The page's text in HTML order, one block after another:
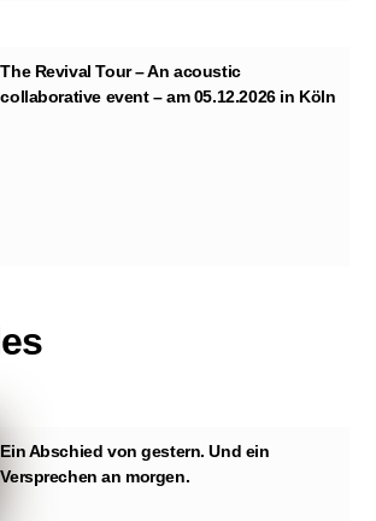
The Revival Tour – An acoustic
collaborative event – am 05.12.2026 in Köln
Ein Abschied von gestern. Und ein
Versprechen an morgen.